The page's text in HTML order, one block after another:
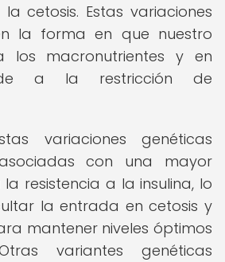
cetosis. Estas variaciones
la forma en que nuestro
los macronutrientes y en
a la restricción de
variaciones genéticas
con una mayor
resistencia a la insulina, lo
la entrada en cetosis y
mantener niveles óptimos
variantes genéticas